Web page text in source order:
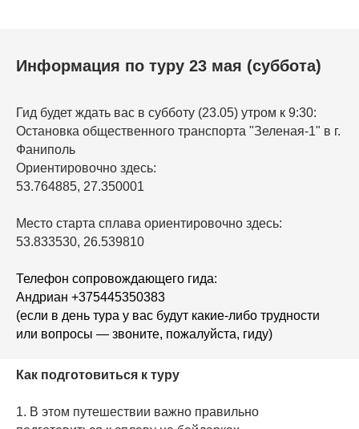
Информация по туру 23 мая (суббота)
Гид будет ждать вас в субботу (23.05) утром к 9:30:
Остановка общественного транспорта "Зеленая-1" в г.
Фаниполь
Ориентировочно здесь:
53.764885, 27.350001
Место старта сплава ориентировочно здесь:
53.833530, 26.539810
Телефон сопровождающего гида:
Андриан +375445350383
(если в день тура у вас будут какие-либо трудности
или вопросы — звоните, пожалуйста, гиду)
Как подготовиться к туру
1. В этом путешествии важно правильно